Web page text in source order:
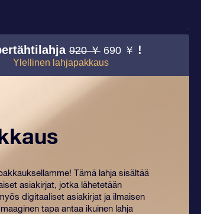
920 ￥ 690 ￥ !
Ylellinen lahjapakkaus
Tämä lahja sisältää
​​asiakirjat, jotka lähetetään
digitaaliset asiakirjat ja ilmaisen
tapa antaa ikuinen lahja